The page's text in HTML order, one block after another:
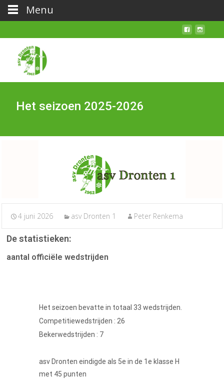
Het seizoen 2025-2026
4 juni 2026 asv Dronten 1 Peter Renkema
De statistieken:
aantal officiële wedstrijden
Het seizoen bevatte in totaal 33 wedstrijden.
Competitiewedstrijden : 26
Bekerwedstrijden : 7
asv Dronten eindigde als 5e in de 1e klasse H
met 45 punten
Menu